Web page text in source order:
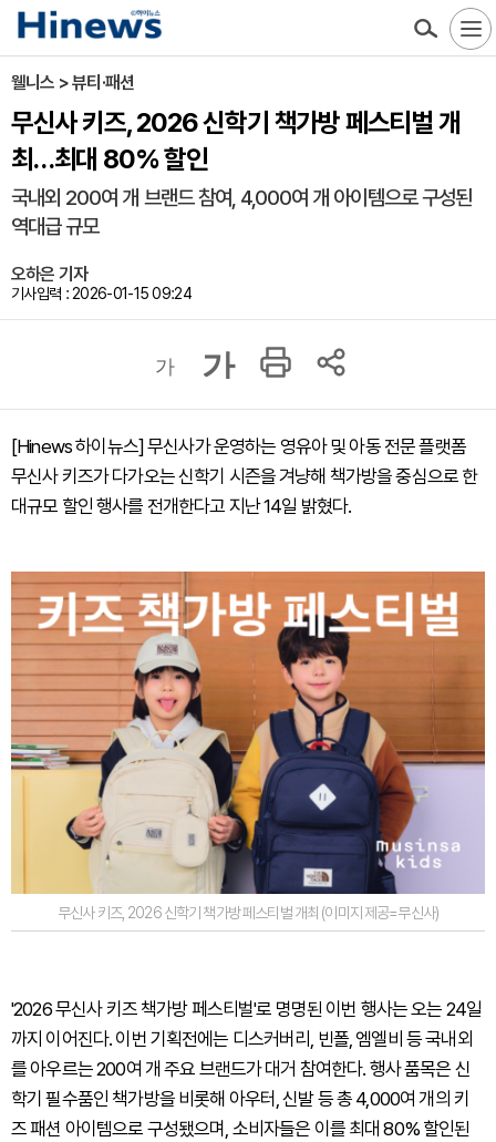
웰니스 > 뷰티·패션
무신사 키즈, 2026 신학기 책가방 페스티벌 개
최…최대 80% 할인
국내외 200여 개 브랜드 참여, 4,000여 개 아이템으로 구성된
역대급 규모
오하은 기자
기사입력 : 2026-01-15 09:24
가 가
[Hinews 하이뉴스] 무신사가 운영하는 영유아 및 아동 전문 플랫폼
무신사 키즈가 다가오는 신학기 시즌을 겨냥해 책가방을 중심으로 한
대규모 할인 행사를 전개한다고 지난 14일 밝혔다.
무신사 키즈, 2026 신학기 책가방 페스티벌 개최 (이미지 제공=무신사)
'2026 무신사 키즈 책가방 페스티벌'로 명명된 이번 행사는 오는 24일
까지 이어진다. 이번 기획전에는 디스커버리, 빈폴, 엠엘비 등 국내외
를 아우르는 200여 개 주요 브랜드가 대거 참여한다. 행사 품목은 신
학기 필수품인 책가방을 비롯해 아우터, 신발 등 총 4,000여 개의 키
즈 패션 아이템으로 구성됐으며, 소비자들은 이를 최대 80% 할인된